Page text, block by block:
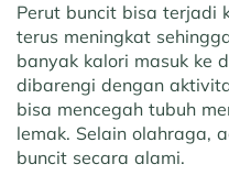
Perut buncit bisa terjadi
terus meningkat
banyak kalori masuk ke
dibarengi dengan
bisa mencegah tubuh
lemak. Selain olahraga,
buncit secara alami.